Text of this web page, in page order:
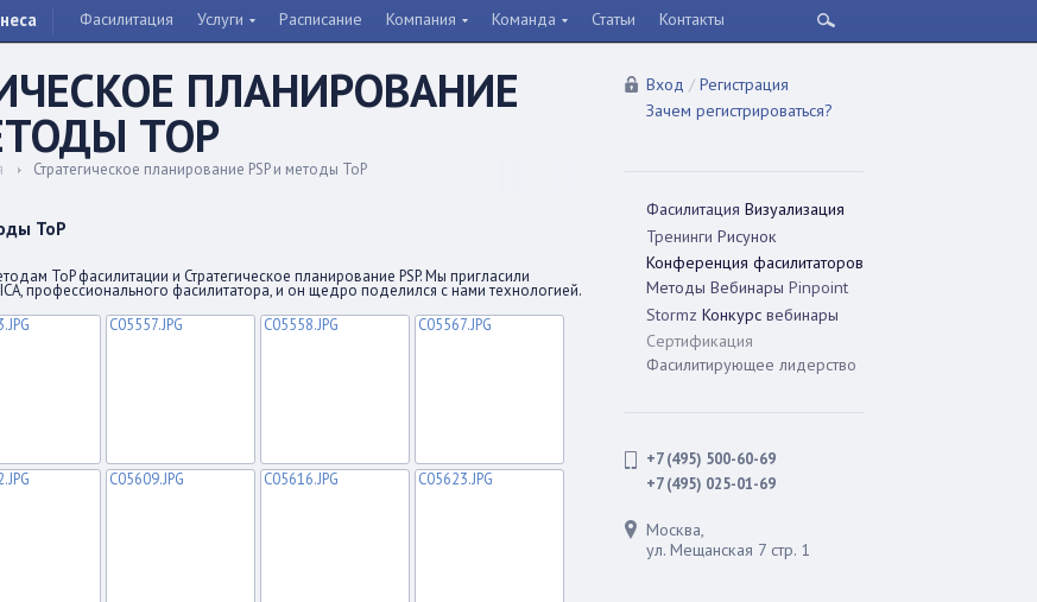
Фасилитация Услуги Расписание Компания Команда Статьи Контакты
ПЛАНИРОВАНИЕ
TOP
Стратегическое планирование PSP и методы ToP
ToP
ToP фасилитации и Стратегическое планирование PSP. Мы пригласили
профессионального фасилитатора, и он щедро поделился с нами технологией.
Вход / Регистрация
Зачем регистрироваться?
Фасилитация Визуализация
Тренинги Рисунок
Конференция фасилитаторов
Методы Вебинары Pinpoint
Stormz Конкурс вебинары
Сертификация
Фасилитирующее лидерство
+7 (495) 500-60-69
+7 (495) 025-01-69
Москва,
ул. Мещанская 7 стр. 1